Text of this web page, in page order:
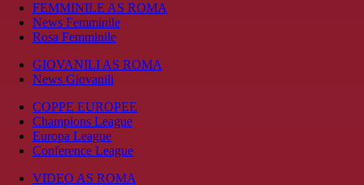
FEMMINILE AS ROMA
News Femminile
Rosa Femminile
GIOVANILI AS ROMA
News Giovanili
COPPE EUROPEE
Champions League
Europa League
Conference League
VIDEO AS ROMA